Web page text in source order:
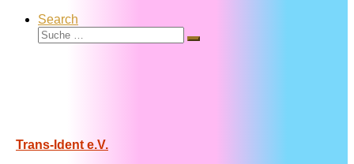
Search
Suche
Suche
Trans-Ident e.V.